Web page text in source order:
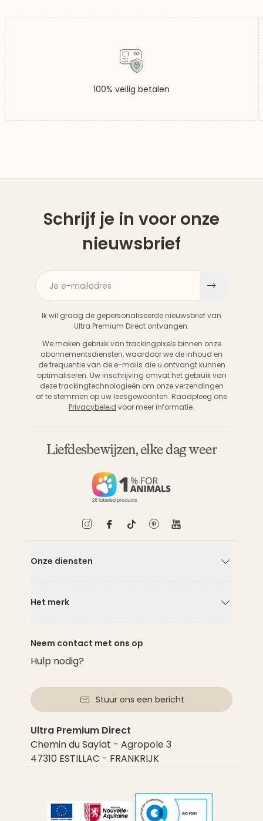
100% veilig betalen
Schrijf je in voor onze
nieuwsbrief
Je e-mailadres
Ik wil graag de gepersonaliseerde nieuwsbrief van
Ultra Premium Direct ontvangen.
We maken gebruik van trackingpixels binnen onze
abonnementsdiensten, waardoor we de inhoud en
de frequentie van de e-mails die u ontvangt kunnen
optimaliseren. Uw inschrijving omvat het gebruik van
deze trackingtechnologieën om onze verzendingen
af te stemmen op uw leesgewoonten. Raadpleeg ons
Privacybeleid voor meer informatie.
Liefdesbewijzen, elke dag weer
Onze diensten
Het merk
Neem contact met ons op
Hulp nodig?
Stuur ons een bericht
Ultra Premium Direct
Chemin du Saylat - Agropole 3
47310 ESTILLAC - FRANKRIJK